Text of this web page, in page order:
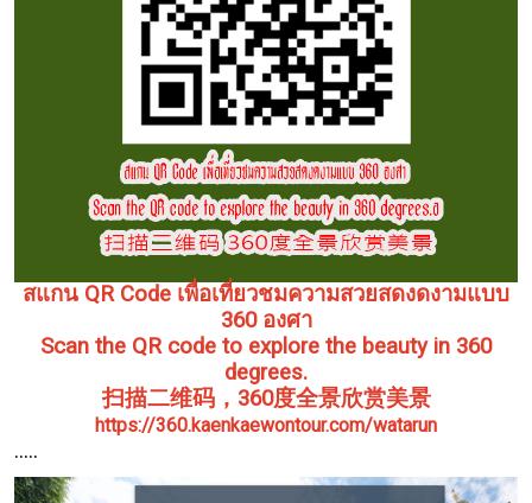
สแกน QR Code เพื่อเที่ยวชมความสวยสดงดงามแบบ
360 องศา
Scan the QR code to explore the beauty in 360
degrees.
扫描二维码，360度全景欣赏美景
https://360.kaenkaewontour.com/watarun
.....